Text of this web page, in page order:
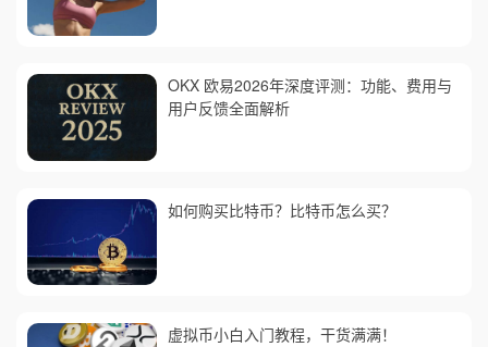
OKX 欧易2026年深度评测：功能、费用与
用户反馈全面解析
如何购买比特币？比特币怎么买？
虚拟币小白入门教程，干货满满！